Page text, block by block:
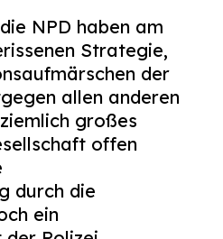
NPD haben am
Strategie,
der
allen anderen
großes
offen
durch die
ein